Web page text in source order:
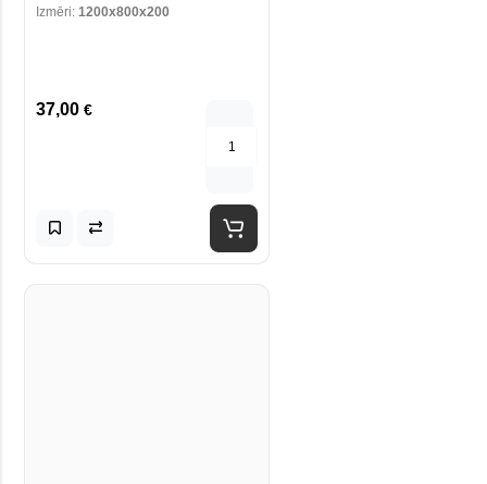
Izmēri: 1200x800x200
37,00 €